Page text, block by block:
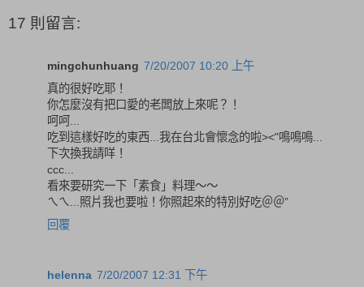
17 則留言:
mingchunhuang 7/20/2007 10:20 上午
真的很好吃耶！
你怎麼沒有把口愛的老闆放上來呢？！
呵呵...
吃到這樣好吃的東西...我在台北會懷念的啦><"鳴鳴鳴...
下次換我請咩！
ccc...
看來要研究一下「素食」料理～～
ㄟㄟ...照片我也要啦！你照起來的特別好吃＠＠”
回覆
helenna 7/20/2007 12:31 下午